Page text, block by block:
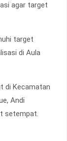
agar target
target
di Aula
di Kecamatan
Andi
setempat.